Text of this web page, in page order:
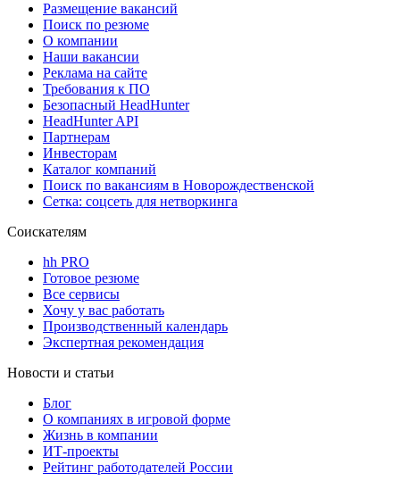
Размещение вакансий
Поиск по резюме
О компании
Наши вакансии
Реклама на сайте
Требования к ПО
Безопасный HeadHunter
HeadHunter API
Партнерам
Инвесторам
Каталог компаний
Поиск по вакансиям в Новорождественской
Сетка: соцсеть для нетворкинга
Соискателям
hh PRO
Готовое резюме
Все сервисы
Хочу у вас работать
Производственный календарь
Экспертная рекомендация
Новости и статьи
Блог
О компаниях в игровой форме
Жизнь в компании
ИТ-проекты
Рейтинг работодателей России